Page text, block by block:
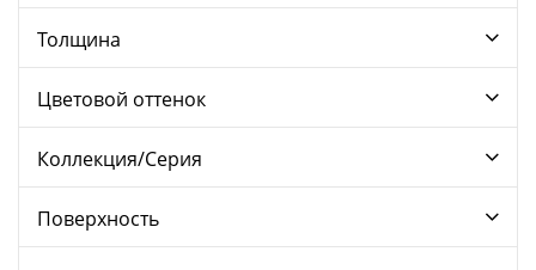
Толщина
Цветовой оттенок
Коллекция/Серия
Поверхность